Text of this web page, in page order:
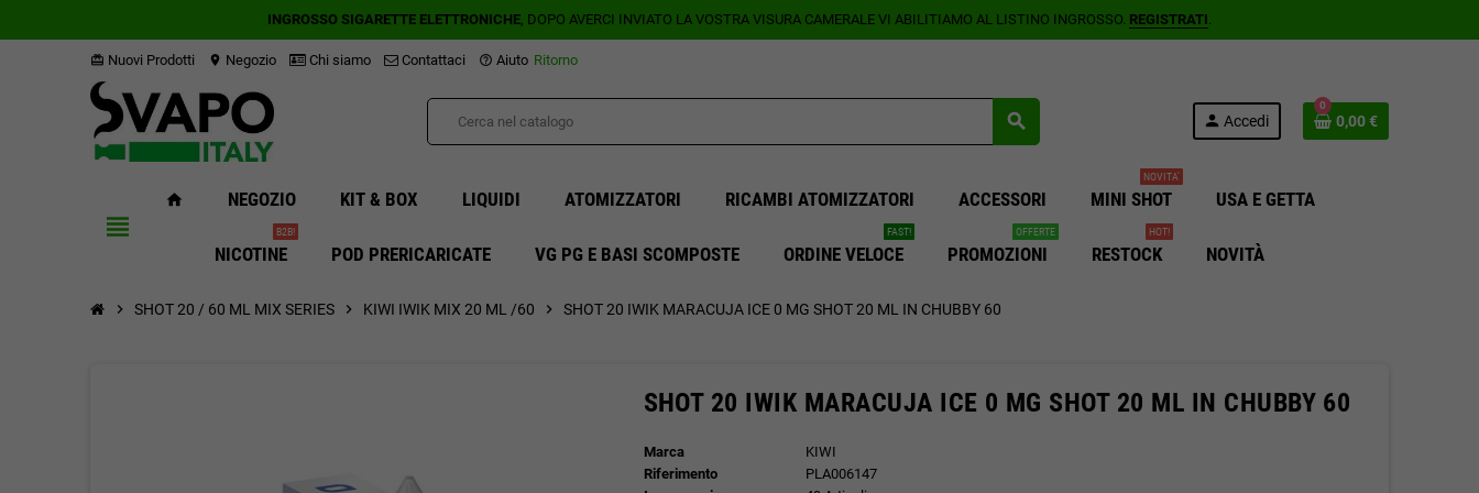
INGROSSO SIGARETTE ELETTRONICHE, DOPO AVERCI INVIATO LA VOSTRA VISURA CAMERALE VI ABILITIAMO AL LISTINO INGROSSO. REGISTRATI.
card_giftcard Nuovi Prodotti location_on Negozio Chi siamo Contattaci help_outline Aiuto Ritorno
search person Accedi
0
0,00 €
view_headline
home NEGOZIO KIT & BOX LIQUIDI ATOMIZZATORI RICAMBI ATOMIZZATORI ACCESSORI MINI SHOT
NOVITA'
USA E GETTA
NICOTINE
B2B!
POD PRERICARICATE VG PG E BASI SCOMPOSTE ORDINE VELOCE
FAST!
PROMOZIONI
OFFERTE
RESTOCK
HOT!
NOVITÀ
chevron_right SHOT 20 / 60 ML MIX SERIES chevron_right KIWI IWIK MIX 20 ML /60 chevron_right SHOT 20 IWIK MARACUJA ICE 0 MG SHOT 20 ML IN CHUBBY 60
SHOT 20 IWIK MARACUJA ICE 0 MG SHOT 20 ML IN CHUBBY 60
Marca
KIWI
Riferimento
PLA006147